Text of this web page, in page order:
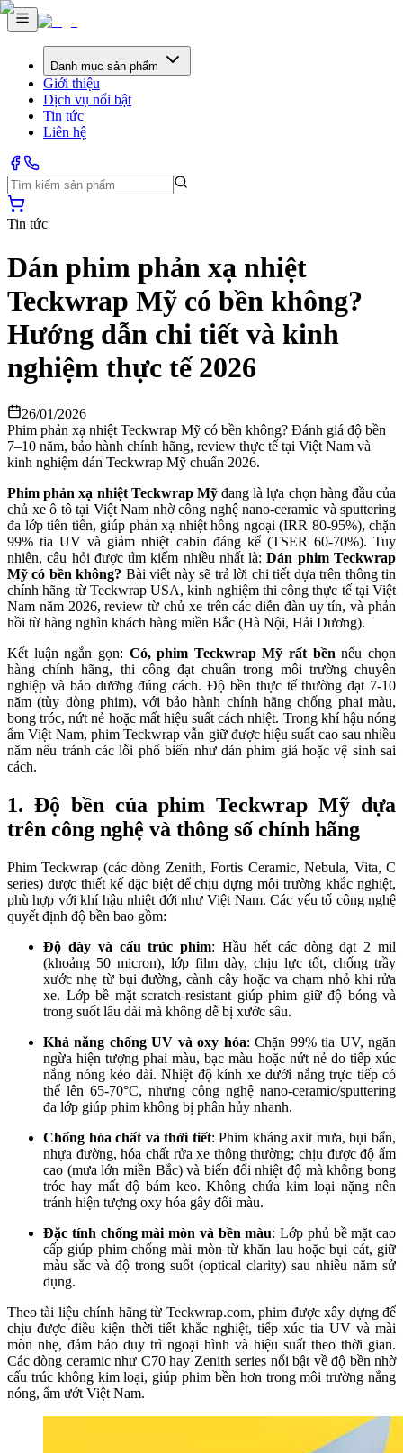
Danh mục sản phẩm
Giới thiệu
Dịch vụ nổi bật
Tin tức
Liên hệ
Tin tức
Dán phim phản xạ nhiệt
Teckwrap Mỹ có bền không?
Hướng dẫn chi tiết và kinh
nghiệm thực tế 2026
26/01/2026
Phim phản xạ nhiệt Teckwrap Mỹ có bền không? Đánh giá độ bền
7–10 năm, bảo hành chính hãng, review thực tế tại Việt Nam và
kinh nghiệm dán Teckwrap Mỹ chuẩn 2026.
Phim phản xạ nhiệt Teckwrap Mỹđang là lựa chọn hàng đầu của
chủ xe ô tô tại Việt Nam nhờ công nghệ nano-ceramic và sputtering
đa lớp tiên tiến, giúp phản xạ nhiệt hồng ngoại (IRR 80-95%), chặn
99% tia UV và giảm nhiệt cabin đáng kể (TSER 60-70%). Tuy
nhiên, câu hỏi được tìm kiếm nhiều nhất là:Dán phim Teckwrap
Mỹ có bền không? Bài viết này sẽ trả lời chi tiết dựa trên thông tin
chính hãng từ Teckwrap USA, kinh nghiệm thi công thực tế tại Việt
Nam năm 2026, review từ chủ xe trên các diễn đàn uy tín, và phản
hồi từ hàng nghìn khách hàng miền Bắc (Hà Nội, Hải Dương).
Kết luận ngắn gọn: Có, phim Teckwrap Mỹ rất bền nếu chọn
hàng chính hãng, thi công đạt chuẩn trong môi trường chuyên
nghiệp và bảo dưỡng đúng cách. Độ bền thực tế thường đạt 7-10
năm (tùy dòng phim), với bảo hành chính hãng chống phai màu,
bong tróc, nứt nẻ hoặc mất hiệu suất cách nhiệt. Trong khí hậu nóng
ẩm Việt Nam, phim Teckwrap vẫn giữ được hiệu suất cao sau nhiều
năm nếu tránh các lỗi phổ biến như dán phim giả hoặc vệ sinh sai
cách.
1. Độ bền của phim Teckwrap Mỹ dựa
trên công nghệ và thông số chính hãng
Phim Teckwrap (các dòng Zenith, Fortis Ceramic, Nebula, Vita, C
series) được thiết kế đặc biệt để chịu đựng môi trường khắc nghiệt,
phù hợp với khí hậu nhiệt đới như Việt Nam. Các yếu tố công nghệ
quyết định độ bền bao gồm:
Độ dày và cấu trúc phim: Hầu hết các dòng đạt 2 mil
(khoảng 50 micron), lớp film dày, chịu lực tốt, chống trầy
xước nhẹ từ bụi đường, cành cây hoặc va chạm nhỏ khi rửa
xe. Lớp bề mặt scratch-resistant giúp phim giữ độ bóng và
trong suốt lâu dài mà không dễ bị xước sâu.
Khả năng chống UV và oxy hóa: Chặn 99% tia UV, ngăn
ngừa hiện tượng phai màu, bạc màu hoặc nứt nẻ do tiếp xúc
nắng nóng kéo dài. Nhiệt độ kính xe dưới nắng trực tiếp có
thể lên 65-70°C, nhưng công nghệ nano-ceramic/sputtering
đa lớp giúp phim không bị phân hủy nhanh.
Chống hóa chất và thời tiết: Phim kháng axit mưa, bụi bẩn,
nhựa đường, hóa chất rửa xe thông thường; chịu được độ ẩm
cao (mưa lớn miền Bắc) và biến đổi nhiệt độ mà không bong
tróc hay mất độ bám keo. Không chứa kim loại nặng nên
tránh hiện tượng oxy hóa gây đổi màu.
Đặc tính chống mài mòn và bền màu: Lớp phủ bề mặt cao
cấp giúp phim chống mài mòn từ khăn lau hoặc bụi cát, giữ
màu sắc và độ trong suốt (optical clarity) sau nhiều năm sử
dụng.
Theo tài liệu chính hãng từ Teckwrap.com, phim được xây dựng để
chịu được điều kiện thời tiết khắc nghiệt, tiếp xúc tia UV và mài
mòn nhẹ, đảm bảo duy trì ngoại hình và hiệu suất theo thời gian.
Các dòng ceramic như C70 hay Zenith series nổi bật về độ bền nhờ
cấu trúc không kim loại, giúp phim bền hơn trong môi trường nắng
nóng, ẩm ướt Việt Nam.